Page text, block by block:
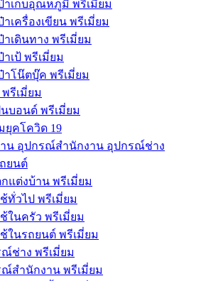
าเก็บอุณหภูมิ พรีเมี่ยม
าเครื่องเขียน พรีเมี่ยม
าเดินทาง พรีเมี่ยม
าเป้ พรีเมี่ยม
าโน๊ตบุ๊ค พรีเมี่ยม
พรีเมี่ยม
บอนด์ พรีเมี่ยม
ยุคโควิด 19
น อุปกรณ์สำนักงาน อุปกรณ์ช่าง
ยนต์
แต่งบ้าน พรีเมี่ยม
ทั่วไป พรีเมี่ยม
ในครัว พรีเมี่ยม
ในรถยนต์ พรีเมี่ยม
ช่าง พรีเมี่ยม
สำนักงาน พรีเมี่ยม